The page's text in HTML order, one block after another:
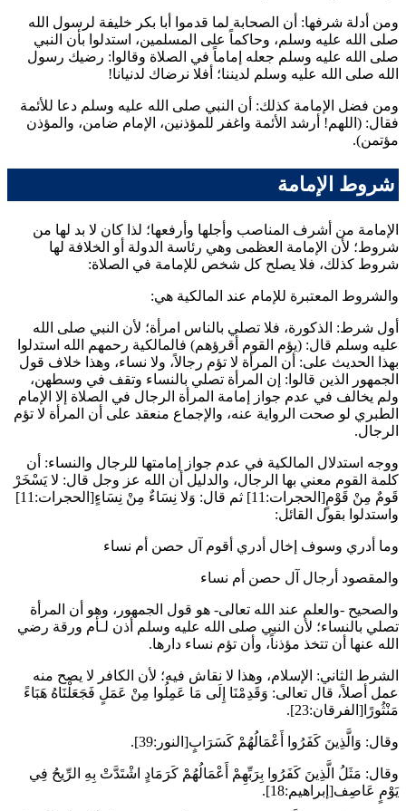
ومن أدلة شرفها: أن الصحابة لما قدموا أبا بكر خليفة لرسول الله
صلى الله عليه وسلم، وحاكماً على المسلمين، استدلوا بأن النبي
صلى الله عليه وسلم جعله إماماً في الصلاة وقالوا: رضيك رسول
الله صلى الله عليه وسلم لديننا؛ أفلا نرضاك لدنيانا!
ومن فضل الإمامة كذلك: أن النبي صلى الله عليه وسلم دعا للأئمة
فقال: ( اللهم! أرشد الأئمة واغفر للمؤذنين، الإمام ضامن، والمؤذن
مؤتمن).
شروط الإمامة
الإمامة من أشرف المناصب وأجلها وأرفعها؛ لذا كان لا بد لها من
شروط؛ لأن الإمامة العظمى وهي رئاسة الدولة أو الخلافة لها
شروط كذلك، فلا يصلح كل شخص للإمامة في الصلاة:
والشروط المعتبرة للإمام عند المالكية هي:
أول شرط: الذكورة، فلا تصلي بالناس امرأة؛ لأن النبي صلى الله
عليه وسلم قال: (يؤم القوم أقرؤهم) فالمالكية رحمهم الله استدلوا
بهذا الحديث على: أن المرأة لا تؤم رجالاً، ولا نساء، وهذا خلاف قول
الجمهور الذين قالوا: إن المرأة تصلي بالنساء وتقف في وسطهن،
ولم يخالف في عدم جواز إمامة المرأة الرجال في الصلاة إلا الإمام
الطبري لو صحت الرواية عنه، والإجماع منعقد على أن المرأة لا تؤم
الرجال.
ووجه استدلال المالكية في عدم جواز إمامتها للرجال والنساء: أن
كلمة القوم معني بها الرجال، والدليل أن الله عز وجل قال: لا يَسْخَرْ
قَومٌ مِنْ قَوْمٍ[الحجرات:11] ثم قال: وَلا نِسَاءٌ مِنْ نِسَاءٍ[الحجرات:11]
واستدلوا بقول القائل:
وما أدري وسوف إخال أدري أقوم آل حصن أم نساء
والمقصود أرجال آل حصن أم نساء
والصحيح -والعلم عند الله تعالى- هو قول الجمهور، وهو أن المرأة
تصلي بالنساء؛ لأن النبي صلى الله عليه وسلم أذن لـأم ورقة رضي
الله عنها أن تتخذ مؤذناً، وأن تؤم نساء دارها.
الشرط الثاني: الإسلام، وهذا لا نقاش فيه؛ لأن الكافر لا يصح منه
عمل أصلاً، قال تعالى: وَقَدِمْنَا إِلَى مَا عَمِلُوا مِنْ عَمَلٍ فَجَعَلْنَاهُ هَبَاءً
مَنْثُورًا[الفرقان:23].
وقال: وَالَّذِينَ كَفَرُوا أَعْمَالُهُمْ كَسَرَابٍ[النور:39].
وقال: مَثَلُ الَّذِينَ كَفَرُوا بِرَبِّهِمْ أَعْمَالُهُمْ كَرَمَادٍ اشْتَدَّتْ بِهِ الرِّيحُ فِي
يَوْمٍ عَاصِف[إبراهيم:18].